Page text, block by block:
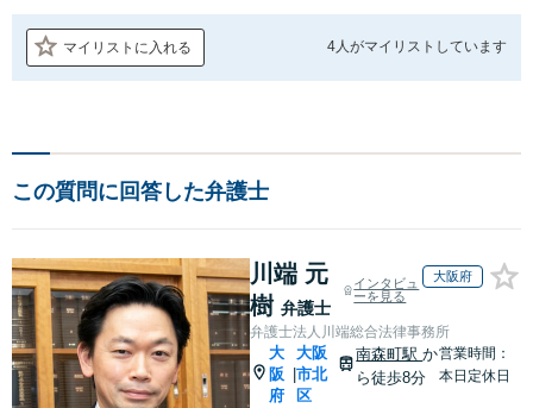
マイリストに入れる 4人がマイリストしています
この質問に回答した弁護士
川端 元
樹 弁護士
インタビュ
ーを見る
大阪府
弁護士法人川端総合法律事務所
大
阪
府
|
大阪
市北
区
南森町駅か
ら徒歩8分
営業時間：
本日定休日